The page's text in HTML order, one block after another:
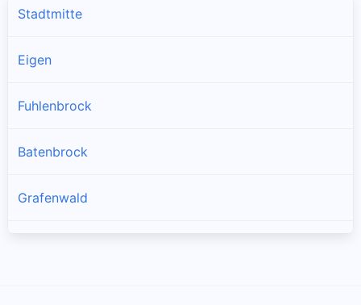
Stadtmitte
Eigen
Fuhlenbrock
Batenbrock
Grafenwald